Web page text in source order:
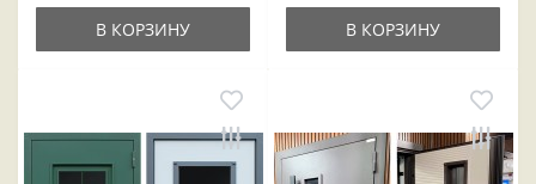
В КОРЗИНУ В КОРЗИНУ